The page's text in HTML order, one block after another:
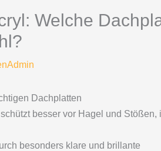
Welche
Dachplatten
besser vor Hagel und Stößen,
besonders klare und brillante